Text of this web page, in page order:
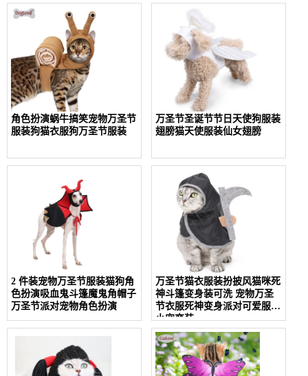
角色扮演蜗牛搞笑宠物万圣节
服装狗猫衣服狗万圣节服装
万圣节圣诞节节日天使狗服装
翅膀猫天使服装仙女翅膀
2 件装宠物万圣节服装猫狗角
色扮演吸血鬼斗篷魔鬼角帽子
万圣节派对宠物角色扮演
万圣节猫衣服装扮披风猫咪死
神斗篷变身装可洗 宠物万圣
节衣服死神变身派对可爱服装
小宠变装